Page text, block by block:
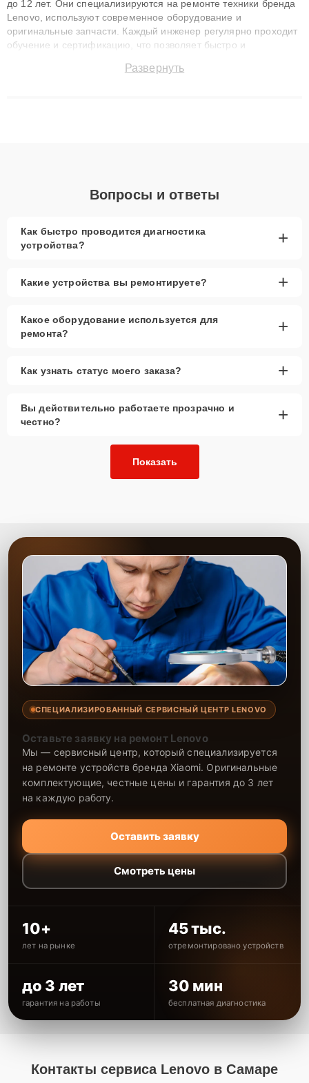
до 12 лет. Они специализируются на ремонте техники бренда
Lenovo, используют современное оборудование и
оригинальные запчасти. Каждый инженер регулярно проходит
обучение и сертификацию, что позволяет быстро и
сохранением гарантии до 3 лет. Наши мастера решают
Развернуть
Вопросы и ответы
Как быстро проводится диагностика
устройства?
+
Какие устройства вы ремонтируете? +
Какое оборудование используется для
ремонта?
+
Как узнать статус моего заказа? +
Вы действительно работаете прозрачно и
честно?
+
Показать
СПЕЦИАЛИЗИРОВАННЫЙ СЕРВИСНЫЙ ЦЕНТР LENOVO
Оставьте заявку на ремонт Lenovo
Мы — сервисный центр, который специализируется
на ремонте устройств бренда Xiaomi. Оригинальные
комплектующие, честные цены и гарантия до 3 лет
на каждую работу.
Оставить заявку
Смотреть цены
10+
лет на рынке
45 тыс.
отремонтировано устройств
до 3 лет
гарантия на работы
30 мин
бесплатная диагностика
Контакты сервиса Lenovo в Самаре